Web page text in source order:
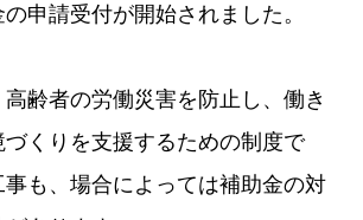
申請受付が開始されました。
齢者の労働災害を防止し、働き
くりを支援するための制度で
も、場合によっては補助金の対